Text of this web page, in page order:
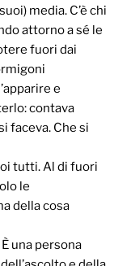
media. C’è chi
attorno a sé le
fuori dai
e
contava
faceva. Che si
tutti. Al di fuori
le
della cosa
una persona